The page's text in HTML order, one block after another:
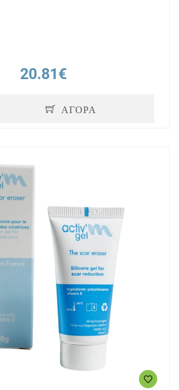
20.81€
ΑΓΟΡΑ